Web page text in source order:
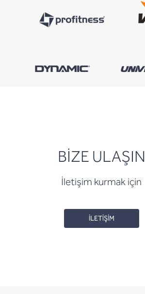
BİZE ULAŞIN
İletişim kurmak için
İLETİŞİM